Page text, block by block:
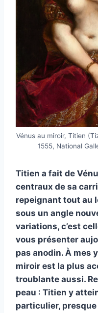
Vénus au miroir, Titien
1555, National
Titien a fait de
centraux de sa
repeignant tout au
sous un angle
variations, c’est
vous présenter
pas anodin. À mes
miroir est la plus
troublante aussi.
peau : Titien y
particulier, presque